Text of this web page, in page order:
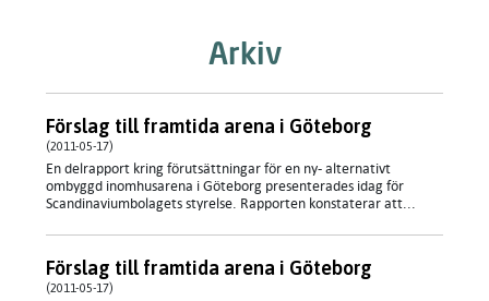
Arkiv
Förslag till framtida arena i Göteborg
(2011-05-17)
En delrapport kring förutsättningar för en ny- alternativt
ombyggd inomhusarena i Göteborg presenterades idag för
Scandinaviumbolagets styrelse. Rapporten konstaterar att...
Förslag till framtida arena i Göteborg
(2011-05-17)